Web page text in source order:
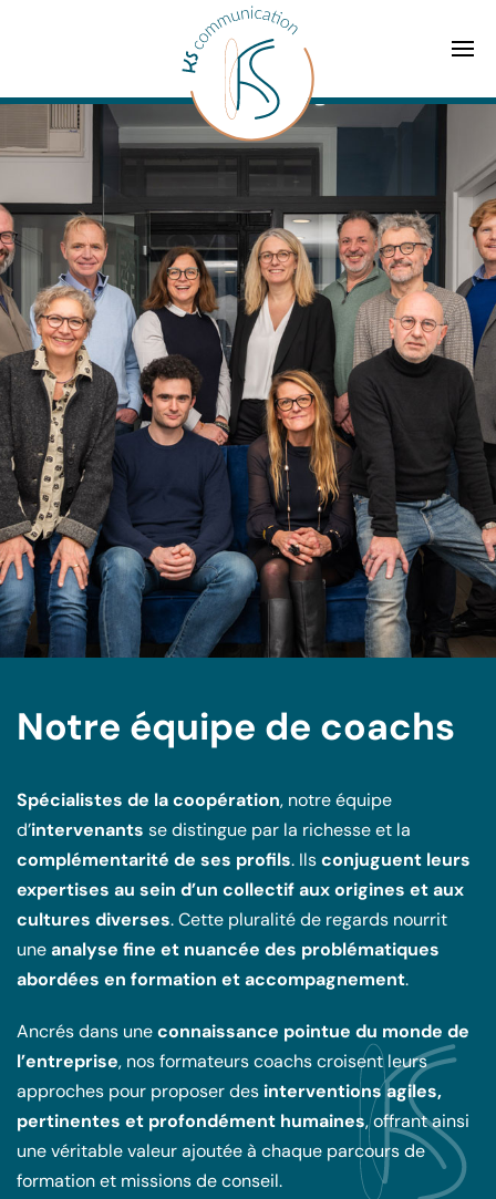
Notre équipe de coachs
Spécialistes de la coopération, notre équipe
d’intervenants se distingue par la richesse et la
complémentarité de ses profils. Ilsconjuguent leurs
expertises au sein d’un collectif aux origines et aux
cultures diverses. Cette pluralité de regards nourrit
uneanalyse fine et nuancée des problématiques
abordées en formation et accompagnement.
Ancrés dans uneconnaissance pointue du monde de
l’entreprise, nos formateurs coachs croisent leurs
approches pour proposer des interventions agiles,
pertinentes et profondément humaines, offrant ainsi
une véritable valeur ajoutée à chaque parcours de
formation et missions de conseil.